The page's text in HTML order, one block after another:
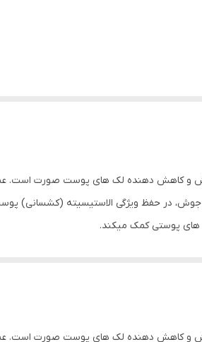
جوش، در حفظ ویژگی الاستیسیته (کشسانی)
های پوستی کمک می­کند.